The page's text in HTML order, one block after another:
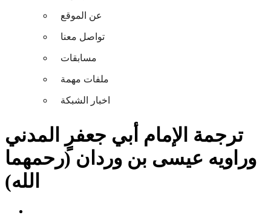
عن الموقع
تواصل معنا
مسابقات
ملفات مهمة
اخبار الشبكة
ترجمة الإمام أبي جعفرٍ المدني
وراويه عيسى بن وردان (رحمهما
الله)